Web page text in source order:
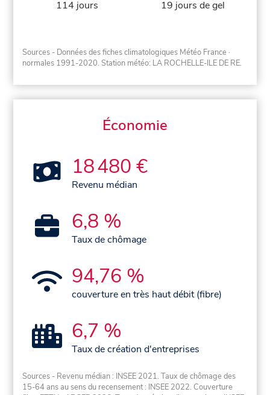
114 jours 19 jours de gel
Sources - Données des fiches climatologiques Météo France ·
normales 1991-2020. Station météo: LA ROCHELLE-ILE DE RE.
Économie
18 480 €
Revenu médian
6,8 %
Taux de chômage
94,76 %
couverture en très haut débit (fibre)
6,7 %
Taux de création d'entreprises
Sources - Revenu médian : INSEE 2021. Taux de chômage des
15-64 ans au sens du recensement : INSEE 2022. Couverture